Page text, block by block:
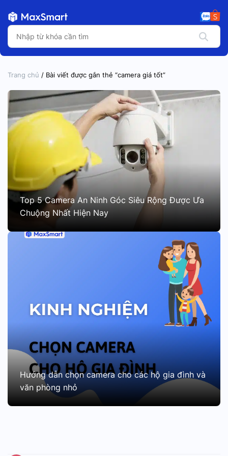
Trang chủ / Bài viết được gắn thẻ “camera giá tốt”
Top 5 Camera An Ninh Góc Siêu Rộng Được Ưa
Chuộng Nhất Hiện Nay
Hướng dẫn chọn camera cho các hộ gia đình và
văn phòng nhỏ